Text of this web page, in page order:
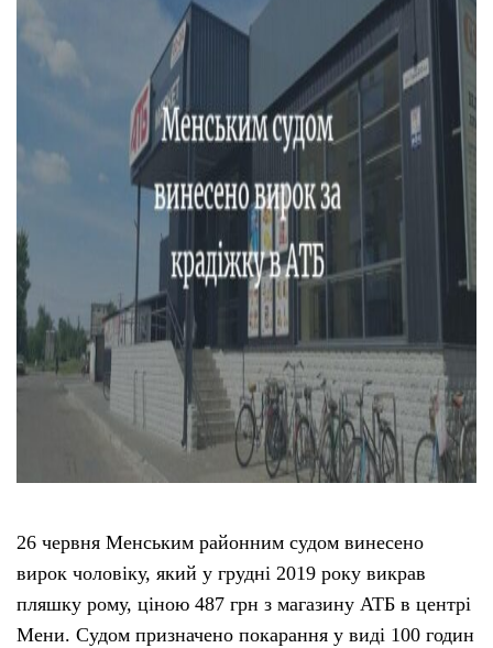
26 червня Менським районним судом винесено
вирок чоловіку, який у грудні 2019 року викрав
пляшку рому, ціною 487 грн з магазину АТБ в центрі
Мени. Судом призначено покарання у виді 100 годин